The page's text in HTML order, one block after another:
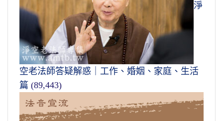
淨
空老法師答疑解惑｜工作、婚姻、家庭、生活
篇 (89,443)